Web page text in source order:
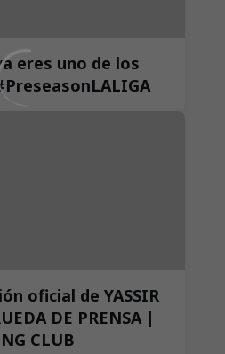
eres uno de los
oficial de YASSIR
DE PRENSA |
CLUB